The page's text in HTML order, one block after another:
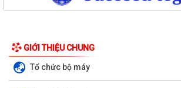
GIỚI THIỆU CHUNG
Tổ chức bộ máy